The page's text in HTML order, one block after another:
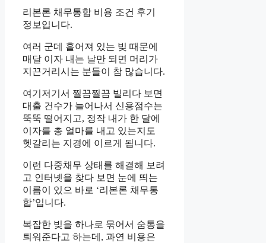
리본론 채무통합 비용 조건 후기
정보입니다.
여러 군데 흩어져 있는 빚 때문에
매달 이자 내는 날만 되면 머리가
지끈거리시는 분들이 참 많습니다.
여기저기서 찔끔찔끔 빌리다 보면
대출 건수가 늘어나서 신용점수는
뚝뚝 떨어지고, 정작 내가 한 달에
이자를 총 얼마를 내고 있는지도
헷갈리는 지경에 이르게 됩니다.
이런 다중채무 상태를 해결해 보려
고 인터넷을 찾다 보면 눈에 띄는
이름이 있으 바로 ‘리본론 채무통
합’입니다.
복잡한 빚을 하나로 묶어서 숨통을
틔워준다고 하는데, 과연 비용은